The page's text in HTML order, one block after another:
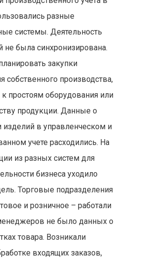
разные
системы. Деятельность
не была синхронизирована.
закупки
собственного производства,
простоям оборудования или
продукции. Данные о
изделий в управленческом и
учете расходились. На
из разных систем для
бизнеса уходило
Торговые подразделения
и розничное – работали
не было данных о
товара. Возникали
входящих заказов,